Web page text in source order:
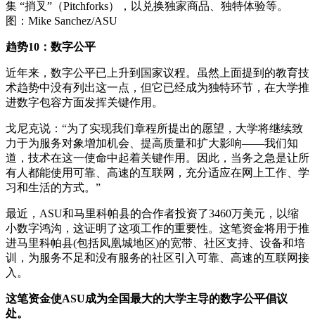
集 “捎叉”（Pitchforks），以兑换独家商品、独特体验等。
图：Mike Sanchez/ASU
趋势10：数字公平
近年来，数字公平已上升到国家议程。虽然上面提到的教育技
术趋势中没有列出这一点，但它已经成为独特环节，在大学推
进数字包容方面发挥关键作用。
戈尼克说：“为了实现我们章程所提出的愿望，大学将继续致
力于为服务对象增加机会、提高质量和扩大影响——我们知
道，技术在这一使命中起着关键作用。因此，当务之急是让所
有人都能使用可靠、高速的互联网，充分适应在网上工作、学
习和生活的方式。”
最近，ASU和马里科帕县的合作者投资了3460万美元，以缩
小数字鸿沟，这证明了这项工作的重要性。这笔资金将用于推
进马里科帕县(包括凤凰城地区)的宽带、社区支持、设备和培
训，为服务不足和没有服务的社区引入可靠、高速的互联网接
入。
这笔资金使ASU成为全国最大的大学主导的数字公平倡议
处。